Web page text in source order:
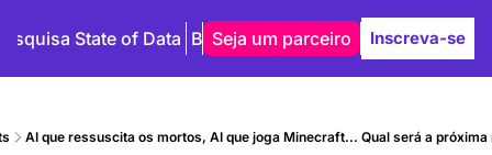
State of Data Blog Autores
Seja um parceiro Inscreva-se
AI que ressuscita os mortos, AI que joga Minecraft... Qual será a próxima